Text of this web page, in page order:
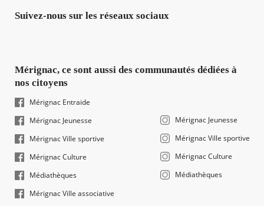
Suivez-nous sur les réseaux sociaux
Mérignac, ce sont aussi des communautés dédiées à
nos citoyens
Mérignac Entraide
Mérignac Jeunesse
Mérignac Ville sportive
Mérignac Culture
Médiathèques
Mérignac Ville associative
Mérignac Jeunesse
Mérignac Ville sportive
Mérignac Culture
Médiathèques